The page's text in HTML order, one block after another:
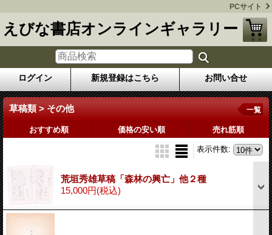
PCサイト
えびな書店オンラインギャラリー
ログイン 新規登録はこちら お問い合せ
草稿類 > その他 一覧
おすすめ順 価格の安い順 売れ筋順
表示件数:
荒垣秀雄草稿「森林の興亡」他２種
15,000円(税込)